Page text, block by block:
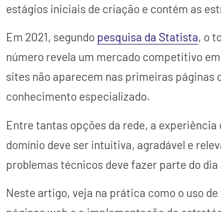
estágios iniciais de criação e contém as
Em 2021, segundo pesquisa da Statista, o
número revela um mercado competitivo
sites não aparecem nas primeiras páginas
conhecimento especializado.
Entre tantas opções da rede, a
domínio deve ser intuitiva, agradável e
problemas técnicos deve fazer parte do
Neste artigo, veja na prática como o uso